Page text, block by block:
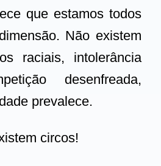
que estamos todos
Não existem
raciais, intolerância
desenfreada,
prevalece.
circos!